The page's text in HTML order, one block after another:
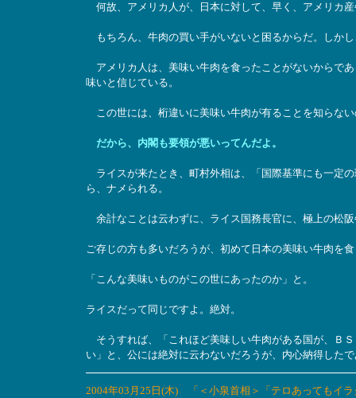
何故、アメリカ人が、日本に対して、早く、アメリカ
もちろん、牛肉の買い手がいないと困るからだ。しか
アメリカ人は、美味い牛肉を食ったことがないからで
味いと信じている。
この世には、桁違いに美味い牛肉が有ることを知らな
だから、内閣も要領が悪いってんだよ。
ライスが来たとき、町村外相は、「国際基準にも一定
ら、ナメられる。
余計なことは云わずに、ライス国務長官に、極上の松
ご存じの方も多いだろうが、初めて日本の美味い牛肉を
「こんな美味いものがこの世にあったのか」と。
ライスだって同じですよ。絶対。
そうすれば、「これほど美味しい牛肉がある国が、Ｂ
い」と、公には絶対に云わないだろうが、内心納得した
2004年03月25日(木) 「＜小泉首相＞「テロあってもイ